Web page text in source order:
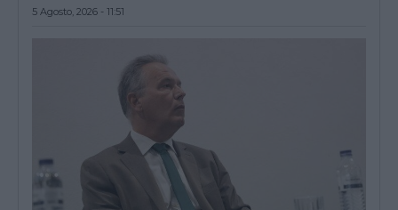
5 Agosto, 2026 - 11:51